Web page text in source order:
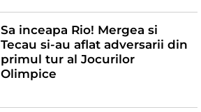
Sa inceapa Rio! Mergea si
Tecau si-au aflat adversarii din
primul tur al Jocurilor
Olimpice